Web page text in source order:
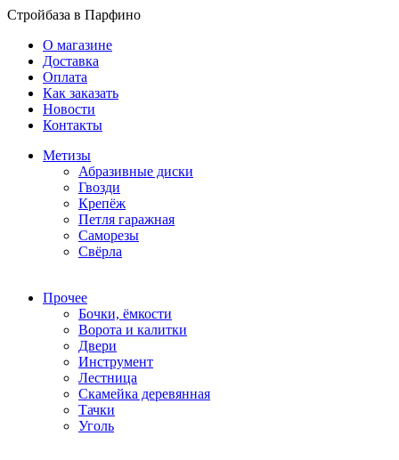
Стройбаза в Парфино
О магазине
Доставка
Оплата
Как заказать
Новости
Контакты
Метизы
Абразивные диски
Гвозди
Крепёж
Петля гаражная
Саморезы
Свёрла
Прочее
Бочки, ёмкости
Ворота и калитки
Двери
Инструмент
Лестница
Скамейка деревянная
Тачки
Уголь